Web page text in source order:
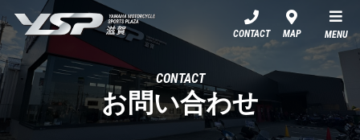
CONTACT MAP MENU
CONTACT
お問い合わせ